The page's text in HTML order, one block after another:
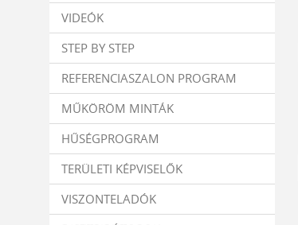
VIDEÓK
STEP BY STEP
REFERENCIASZALON PROGRAM
MŰKÖRÖM MINTÁK
HŰSÉGPROGRAM
TERÜLETI KÉPVISELŐK
VISZONTELADÓK